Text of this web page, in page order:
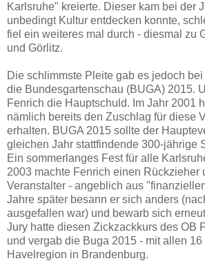
Karlsruhe" kreierte. Dieser kam bei der
unbedingt Kultur entdecken konnte,
fiel ein weiteres mal durch - diesmal zu
und Görlitz.
Die schlimmste Pleite gab es jedoch
die Bundesgartenschau (BUGA) 2015.
Fenrich die Hauptschuld. Im Jahr 2001
nämlich bereits den Zuschlag für diese
erhalten. BUGA 2015 sollte der
gleichen Jahr stattfindende 300-jährige
Ein sommerlanges Fest für alle
2003 machte Fenrich einen Rückzieher
Veranstalter - angeblich aus
Jahre später besann er sich anders
ausgefallen war) und bewarb sich
Jury hatte diesen Zickzackkurs des OB
und vergab die Buga 2015 - mit allen
Havelregion in Brandenburg.